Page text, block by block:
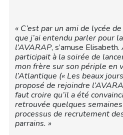
« C’est par un ami de lycée
que j’ai entendu parler pour
l’AVARAP, s’amuse Elisabeth.
participait à la soirée de
mon frère sur son périple en
l’Atlantique (« Les beaux
proposé de rejoindre
faut croire qu’il a été
retrouvée quelques
processus de recrutement
parrains. »